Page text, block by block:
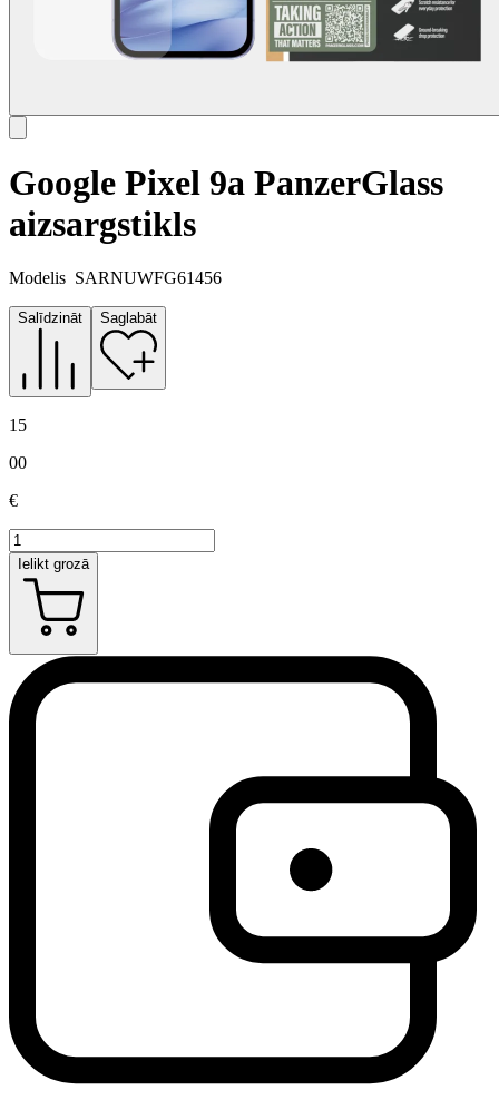
Google Pixel 9a PanzerGlass
aizsargstikls
Modelis SARNUWFG61456
Salīdzināt Saglabāt
15
00
€
Ielikt grozā